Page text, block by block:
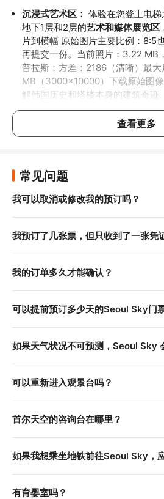
沉浸式艺术区： 体验在您登上电
地下1层和2层的艺术和媒体展览区
片到横幅 原始图片主要比例：8:5
再提交一份。当前照片：3.22 MB
普拉斯：方差：2186（清晰）最
MB（3000x10000）下载原始图
解韩国历史和塔楼本身的建筑奇迹。
引人入胜的媒体表演： 不仅仅是
首尔乐天世界塔秀
演，提升了下方城市景观的视觉壮
括**《无限挑战》
可以在这个著名的广播地标捕捉自
首尔乐天世界塔不仅仅是一个观景台
视觉杰作。立即预订门票，为您的首
行前须知
通过Klook预订乐天世界塔之旅，快
下：
伴，拥有数千条五星好评。
手机电子票：免排队，只需扫描手
无需打印。
轻松预订： 享受多种付款方式和24
查看更多
常见问题
我可以取消或修改我的预订吗？
我预订了几张票，但只收到了一张凭
我的订单多久才能确认？
可以提前预订多少天的Seoul Sky门
如果天气状况不可预测，Seoul Sky
可以重新进入观景台吗？
首尔天空的咨询台在哪里？
如果我想乘坐地铁前往Seoul Sky，
有育婴室吗？